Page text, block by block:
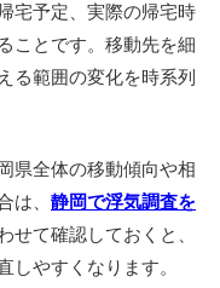
宅予定、実際の帰宅時
ことです。移動先を細
る範囲の変化を時系列
県全体の移動傾向や相
は、 静岡で浮気調査を
せて確認しておくと、
しやすくなります。